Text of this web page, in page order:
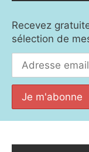
Recevez
sélection de